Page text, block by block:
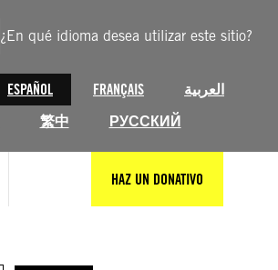
¿En qué idioma desea utilizar este sitio?
ESPAÑOL FRANÇAIS
العربية
繁中 РУССКИЙ
HAZ UN DONATIVO